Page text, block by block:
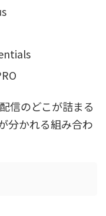
信のどこが詰まる
分かれる組み合わ